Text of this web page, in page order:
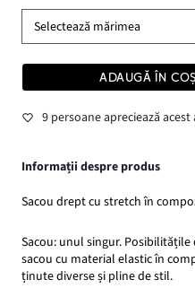
Selectează mărimea
ADAUGĂ ÎN COȘ
9 persoane apreciează
Informații despre produs
Sacou drept cu stretch în
Sacou: unul singur.
sacou cu material elastic în
ținute diverse și pline de stil.